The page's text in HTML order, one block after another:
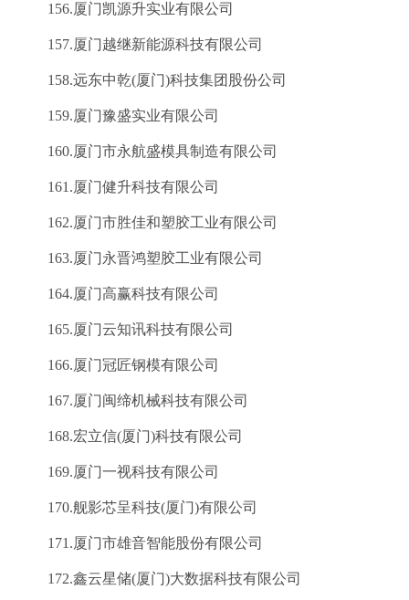
156.厦门凯源升实业有限公司
157.厦门越继新能源科技有限公司
158.远东中乾(厦门)科技集团股份公司
159.厦门豫盛实业有限公司
160.厦门市永航盛模具制造有限公司
161.厦门健升科技有限公司
162.厦门市胜佳和塑胶工业有限公司
163.厦门永晋鸿塑胶工业有限公司
164.厦门高赢科技有限公司
165.厦门云知讯科技有限公司
166.厦门冠匠钢模有限公司
167.厦门闽缔机械科技有限公司
168.宏立信(厦门)科技有限公司
169.厦门一视科技有限公司
170.舰影芯呈科技(厦门)有限公司
171.厦门市雄音智能股份有限公司
172.鑫云星储(厦门)大数据科技有限公司